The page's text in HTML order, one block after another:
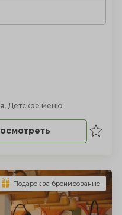
Детское меню
Подарок за бронирование